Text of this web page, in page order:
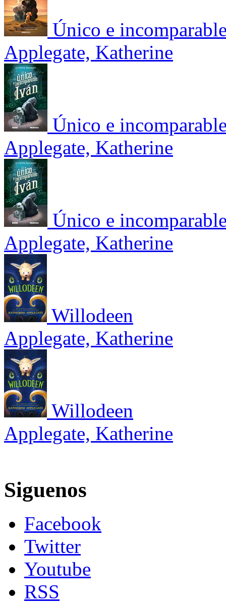
Único e
Applegate, Katherine
Único e
Applegate, Katherine
Único e
Applegate, Katherine
Willodeen
Applegate, Katherine
Willodeen
Applegate, Katherine
Siguenos
Facebook
Twitter
Youtube
RSS